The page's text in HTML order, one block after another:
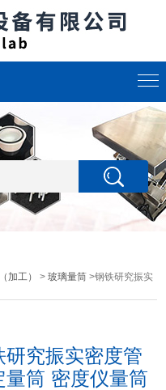
加工） >玻璃量筒 >钢铁研究振实
研究振实密度管
量筒 密度仪量筒